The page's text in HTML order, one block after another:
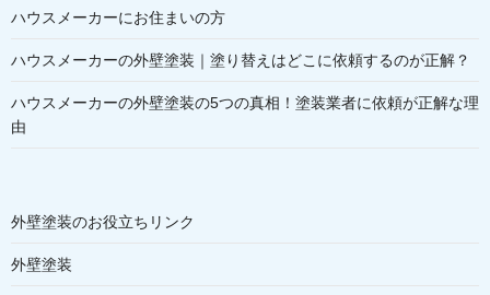
ハウスメーカーにお住まいの方
ハウスメーカーの外壁塗装｜塗り替えはどこに依頼するのが正解？
ハウスメーカーの外壁塗装の5つの真相！塗装業者に依頼が正解な理
由
外壁塗装のお役立ちリンク
外壁塗装